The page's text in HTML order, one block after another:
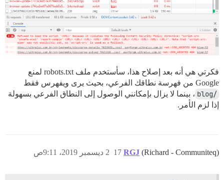
فكرتي هي أنه بعد إصلاح هذا، سأستخدم ملف robots.txt لمنع
Google من فهرسة نطاقك الفرعي، بحيث يرى ويفهرس فقط
/blog
، بينما لا يزال بإمكانني الوصول إلى النطاق الفرعي بسهولة
إذا لزم الأمر.
RGJ (Richard - Communiteq) 2 ديسمبر 2019، 9:11ص 17